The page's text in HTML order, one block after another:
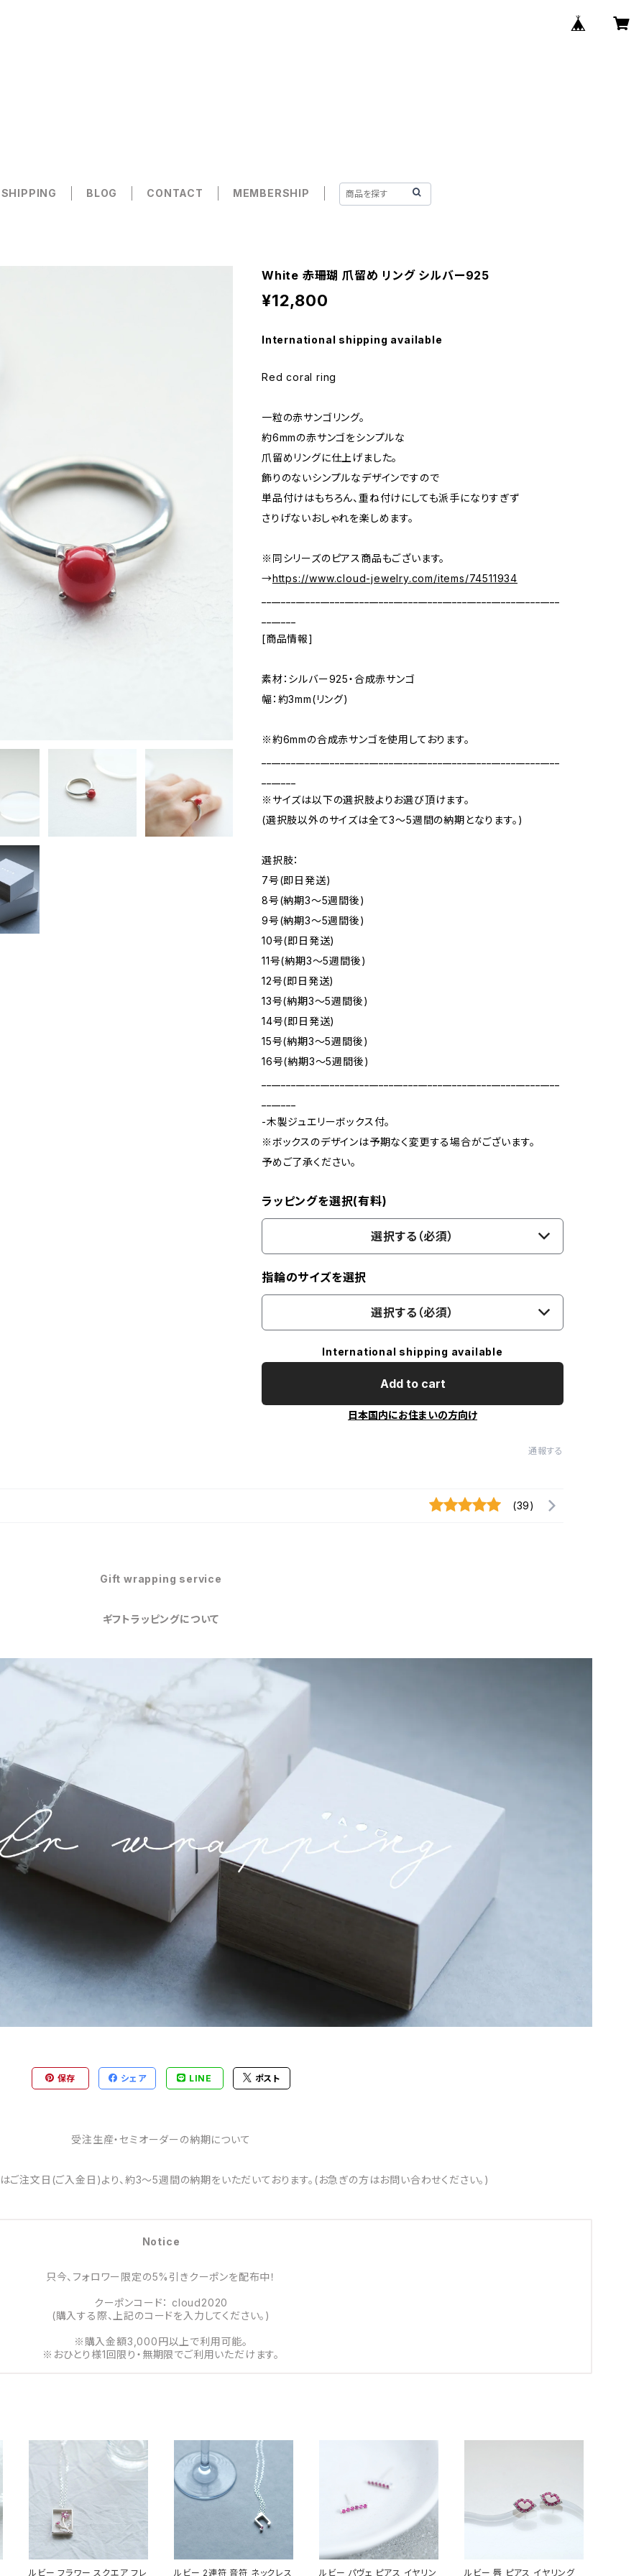
SHIPPING BLOG CONTACT MEMBERSHIP
White 赤珊瑚 爪留め リング シルバー925
¥12,800
International shipping available
Red coral ring
一粒の赤サンゴリング。
約6mmの赤サンゴをシンプルな
爪留めリングに仕上げました。
飾りのないシンプルなデザインですので
単品付けはもちろん、重ね付けにしても派手になりすぎず
さりげないおしゃれを楽しめます。
※同シリーズのピアス商品もございます。
→https://www.cloud-jewelry.com/items/74511934
[商品情報]
素材：シルバー925・合成赤サンゴ
幅：約3mm(リング)
※約6mmの合成赤サンゴを使用しております。
※サイズは以下の選択肢よりお選び頂けます。
(選択肢以外のサイズは全て3～5週間の納期となります。)
選択肢：
7号(即日発送)
8号(納期3～5週間後)
9号(納期3～5週間後)
10号(即日発送)
11号(納期3～5週間後)
12号(即日発送)
13号(納期3～5週間後)
14号(即日発送)
15号(納期3～5週間後)
16号(納期3～5週間後)
-木製ジュエリーボックス付。
※ボックスのデザインは予期なく変更する場合がございます。
予めご了承ください。
ラッピングを選択(有料)
選択する（必須）
指輪のサイズを選択
選択する（必須）
International shipping available
Add to cart
日本国内にお住まいの方向け
通報する
(39)
Gift wrapping service
ギフトラッピングについて
保存 シェア LINE ポスト
受注生産・セミオーダーの納期について
ご注文日(ご入金日)より、約3～5週間の納期をいただいております。(お急ぎの方はお問い合わせください。)
Notice
只今、フォロワー限定の5%引きクーポンを配布中！
クーポンコード： cloud2020
(購入する際、上記のコードを入力してください。)
※購入金額3,000円以上で利用可能。
※おひとり様1回限り・無期限でご利用いただけます。
ルビー フラワー スクエア フレ ルビー 2連符 音符 ネックレス ルビー パヴェ ピアス イヤリン ルビー 唇 ピアス イヤリング